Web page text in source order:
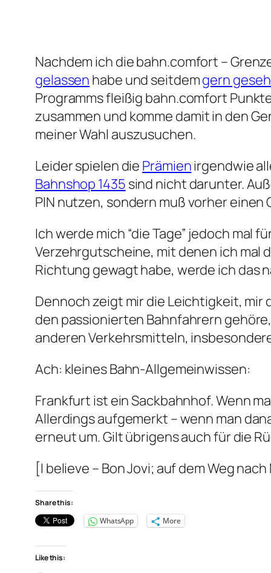
Nachdem ich die bahn.comfort –
gelassen habe und seitdemgern
Programms fleißig bahn.comfort
zusammen und komme damit in den
meiner Wahl auszusuchen.
Leider spielen die Prämienirgendwie
Bahnshop 1435 sind nicht darunter.
PIN nutzen, sondern muß vorher
Ich werde mich “die Tage” jedoch mal
Verzehrgutscheine, mit denen ich mal
Richtung gewagt habe, werde ich das
Dennoch zeigt mir die Leichtigkeit, mir
den passionierten Bahnfahrern
anderen Verkehrsmitteln,
Ach: kleines Bahn-Allgemeinwissen:
Frankfurt ist ein Sackbahnhof. Wenn
Allerdings aufgemerkt – wenn man
erneut um. Gilt übrigens auch für die
[I believe – Bon Jovi; auf dem Weg
Share this:
WhatsApp
More
Like this: